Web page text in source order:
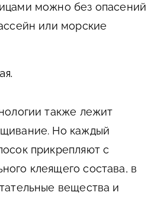
можно без опасений
или морские
также лежит
Но каждый
прикрепляют с
клеящего состава, в
вещества и